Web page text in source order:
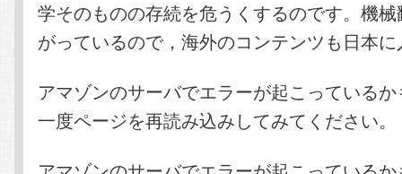
学そのものの存続を危うくするのです。機
がっているので，海外のコンテンツも日本
アマゾンのサーバでエラーが起こっている
一度ページを再読み込みしてみてください。